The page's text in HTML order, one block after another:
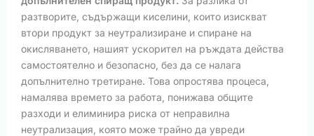
разтворите, съдържащи киселини, които изискват
втори продукт за неутрализиране и спиране на
окисляването, нашият ускорител на ръждата действа
самостоятелно и безопасно, без да се налага
допълнително третиране. Това опростява процеса,
намалява времето за работа, понижава общите
разходи и елиминира риска от неправилна
неутрализация, която може трайно да увреди